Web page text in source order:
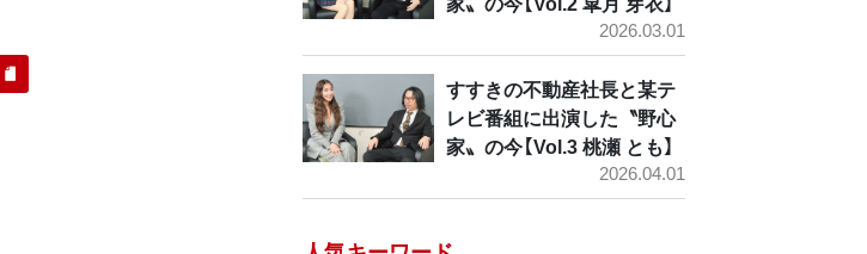
2026.03.01
すすきの不動産社長と某テ
レビ番組に出演した〝野心
家〟の今【Vol.3 桃瀬 とも】
2026.04.01